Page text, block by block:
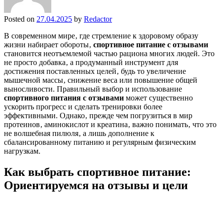
Posted on 27.04.2025 by Redactor
В современном мире‚ где стремление к здоровому образу
жизни набирает обороты‚ спортивное питание с отзывами
становится неотъемлемой частью рациона многих людей. Это
не просто добавка‚ а продуманный инструмент для
достижения поставленных целей‚ будь то увеличение
мышечной массы‚ снижение веса или повышение общей
выносливости. Правильный выбор и использование
спортивного питания с отзывами может существенно
ускорить прогресс и сделать тренировки более
эффективными. Однако‚ прежде чем погрузиться в мир
протеинов‚ аминокислот и креатина‚ важно понимать‚ что это
не волшебная пилюля‚ а лишь дополнение к
сбалансированному питанию и регулярным физическим
нагрузкам.
Как выбрать спортивное питание:
Ориентируемся на отзывы и цели